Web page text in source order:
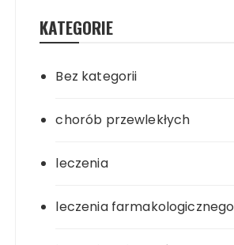
KATEGORIE
Bez kategorii
chorób przewlekłych
leczenia
leczenia farmakologicznego